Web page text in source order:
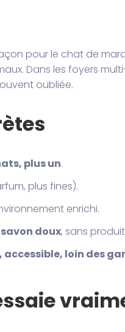
pour le chat de
Dans les foyers
oubliée.
plus un.
plus fines).
enrichi.
doux, sans
accessible, loin des